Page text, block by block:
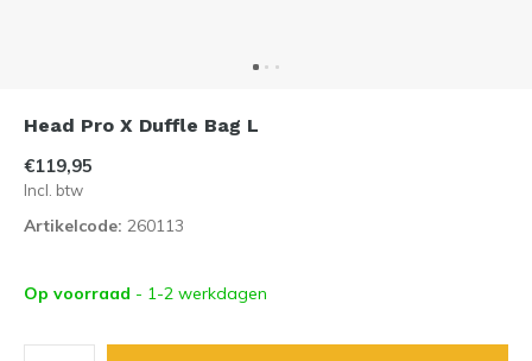
Head Pro X Duffle Bag L
€119,95
Incl. btw
Artikelcode: 260113
Op voorraad - 1-2 werkdagen